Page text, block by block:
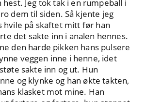
hest. Jeg tok tak i en rumpeball i
dem til siden. Så kjente jeg
hvile på skaftet mitt før han
det sakte inn i analen hennes.
den harde pikken hans pulsere
veggen inne i henne, idet
sakte inn og ut. Hun
og klynke og han økte takten,
klasket mot mine. Han